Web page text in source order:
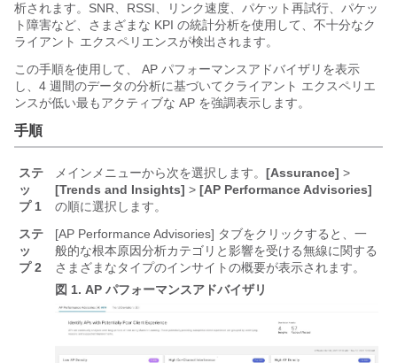
析されます。SNR、RSSI、リンク速度、パケット再試行、パケッ
ト障害など、さまざまな KPI の統計分析を使用して、不十分なク
ライアント エクスペリエンスが検出されます。
この手順を使用して、 AP パフォーマンスアドバイザリを表示
し、4 週間のデータの分析に基づいてクライアント エクスペリエ
ンスが低い最もアクティブな AP を強調表示します。
手順
ステ
ッ
プ 1
メインメニューから次を選択します。 [Assurance] >
[Trends and Insights] > [AP Performance Advisories]
の順に選択します。
ステ
ッ
プ 2
[AP Performance Advisories] タブをクリックすると、一
般的な根本原因分析カテゴリと影響を受ける無線に関する
さまざまなタイプのインサイトの概要が表示されます。
図 1. AP パフォーマンスアドバイザリ